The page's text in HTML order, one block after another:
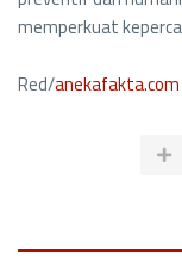
memperkuat
Red/anekafakta.com